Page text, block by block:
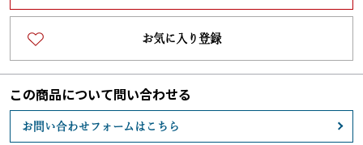
お気に入り登録
この商品について問い合わせる
お問い合わせフォームはこちら